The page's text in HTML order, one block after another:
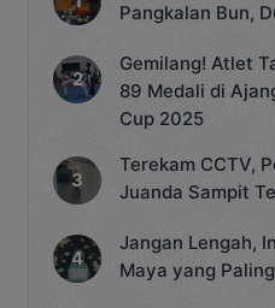
Pangkalan Bun,
Gemilang! Atlet
89 Medali di
Cup 2025
Terekam CCTV,
Juanda Sampit
Jangan Lengah,
Maya yang